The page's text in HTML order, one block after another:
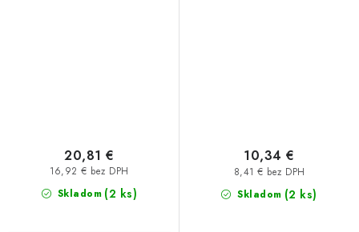
Skladom (2 ks)
16,92 € bez DPH
20,81 €
Skladom (2 ks)
8,41 € bez DPH
10,34 €